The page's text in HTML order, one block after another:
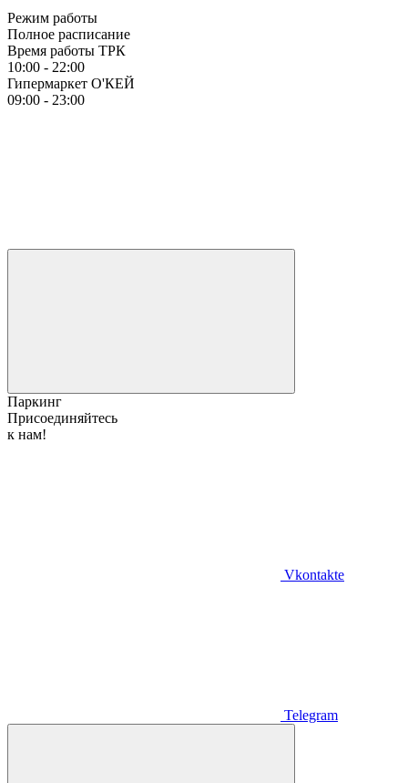
Режим работы
Полное расписание
Время работы ТРК
10:00 - 22:00
Гипермаркет О'КЕЙ
09:00 - 23:00
Паркинг
Присоединяйтесь
к нам!
Vkontakte
Telegram